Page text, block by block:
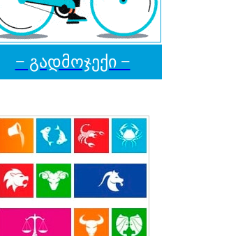
− გადმოჯექი −